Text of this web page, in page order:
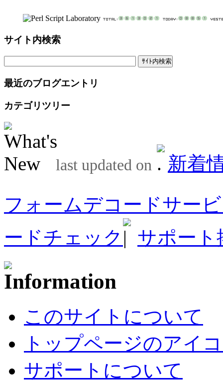
サイト内検索
最近のブログエントリ
カテゴリツリー
last updated on
新着
フォームデコードサー
ードチェック
サポート
このサイトについて
トップページのアイ
サポートについて